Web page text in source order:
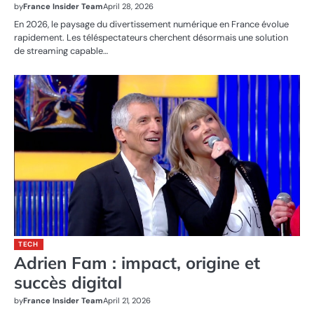
byFrance Insider TeamApril 28, 2026
En 2026, le paysage du divertissement numérique en France évolue
rapidement. Les téléspectateurs cherchent désormais une solution
de streaming capable…
TECH
Adrien Fam : impact, origine et
succès digital
byFrance Insider TeamApril 21, 2026